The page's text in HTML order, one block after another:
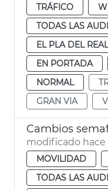
TRÁFICO
TODAS LAS
EL PLA DEL REAL
EN PORTADA
NORMAL
GRAN VIA
modificado hace
MOVILIDAD
TODAS LAS